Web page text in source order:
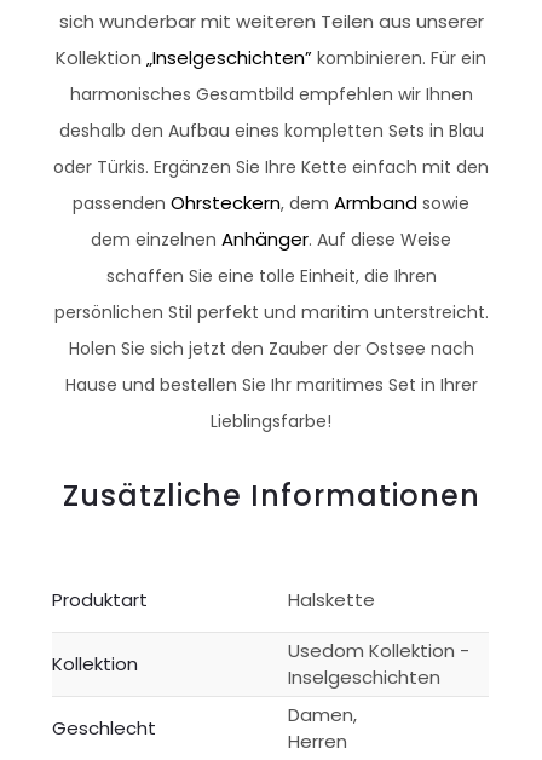
sich wunderbar mit weiteren Teilen aus unserer
Kollektion „Inselgeschichten” kombinieren. Für ein
harmonisches Gesamtbild empfehlen wir Ihnen
deshalb den Aufbau eines kompletten Sets in Blau
oder Türkis. Ergänzen Sie Ihre Kette einfach mit den
passenden Ohrsteckern, dem Armband sowie
dem einzelnen Anhänger. Auf diese Weise
schaffen Sie eine tolle Einheit, die Ihren
persönlichen Stil perfekt und maritim unterstreicht.
Holen Sie sich jetzt den Zauber der Ostsee nach
Hause und bestellen Sie Ihr maritimes Set in Ihrer
Lieblingsfarbe!
Zusätzliche Informationen
Produktart Halskette
Kollektion
Usedom Kollektion -
Inselgeschichten
Geschlecht
Damen,
Herren